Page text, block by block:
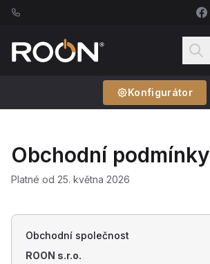
Konfigurátor
Obchodní podmínky
Platné od 25. května 2026
Obchodní společnost
ROON s.r.o.